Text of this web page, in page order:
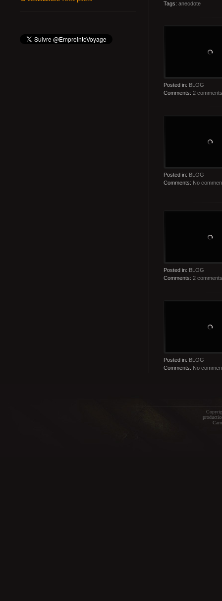
Tags: anecdote
Posted in: BLOG
Comments: 2 comments
Posted in: BLOG
Comments: No
Posted in: BLOG
Comments: 2 comments
Posted in: BLOG
Comments: No